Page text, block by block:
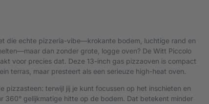
die echte pizzeria-vibe—krokante bodem, luchtige rand en
dan zonder grote, logge oven? De Witt Piccolo
voor precies dat. Deze 13-inch gas pizzaoven is compact
terras, maar presteert als een serieuze high-heat oven.
pizzasteen: terwijl jij je kunt focussen op het inschieten en
360° gelijkmatige hitte op de bodem. Dat betekent minder